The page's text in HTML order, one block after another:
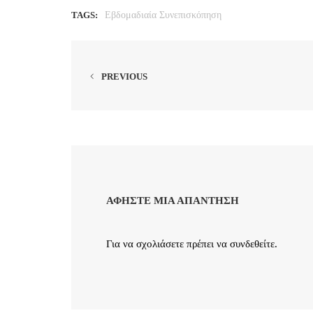
TAGS: Εβδομαδιαία Συνεπισκόπηση
PREVIOUS
ΑΦΉΣΤΕ ΜΙΑ ΑΠΆΝΤΗΣΗ
Για να σχολιάσετε πρέπει να συνδεθείτε.